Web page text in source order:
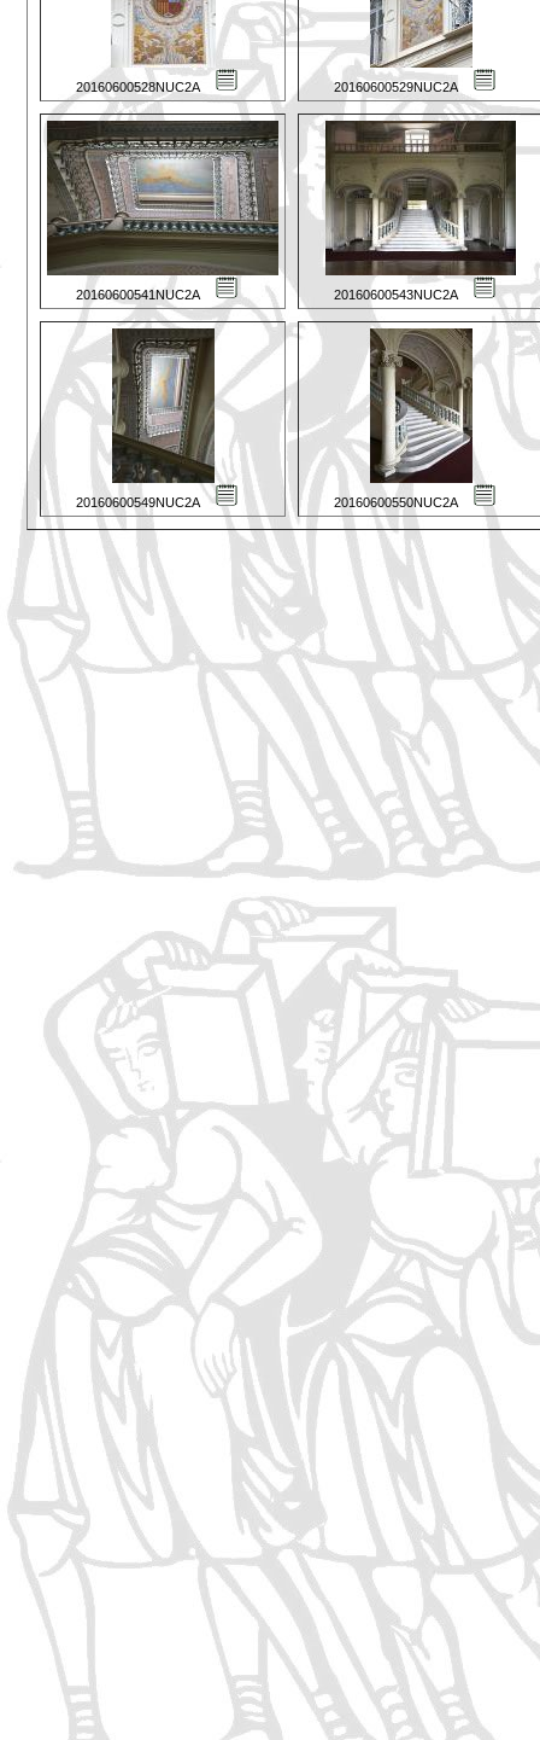
20160600528NUC2A 20160600529NUC2A
20160600541NUC2A 20160600543NUC2A
20160600549NUC2A 20160600550NUC2A